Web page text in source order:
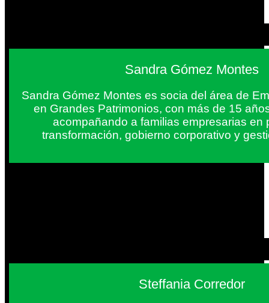
Sandra Gómez Montes
Sandra Gómez Montes es socia del área de
en Grandes Patrimonios, con más de 15
acompañando a familias empresarias en
transformación, gobierno corporativo y
Steffania Corredor